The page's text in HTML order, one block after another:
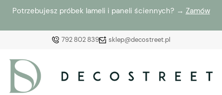
Potrzebujesz próbek lameli i paneli ściennych? → Zamów
792 802 839 sklep@decostreet.pl